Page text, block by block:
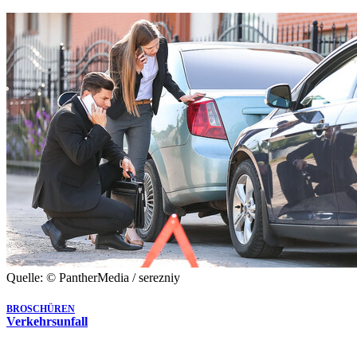
Quelle: © PantherMedia / serezniy
BROSCHÜREN
Verkehrsunfall